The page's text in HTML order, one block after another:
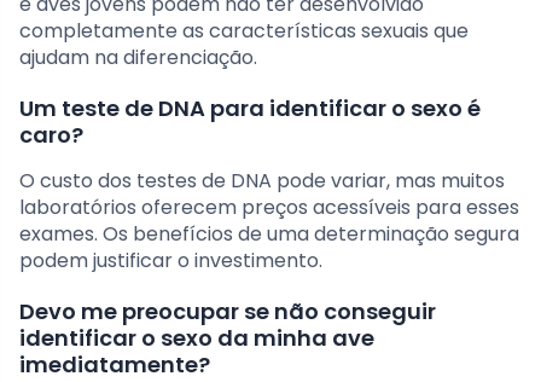
completamente as características sexuais que
ajudam na diferenciação.
Um teste de DNA para identificar o sexo é
caro?
O custo dos testes de DNA pode variar, mas muitos
laboratórios oferecem preços acessíveis para esses
exames. Os benefícios de uma determinação segura
podem justificar o investimento.
Devo me preocupar se não conseguir
identificar o sexo da minha ave
imediatamente?